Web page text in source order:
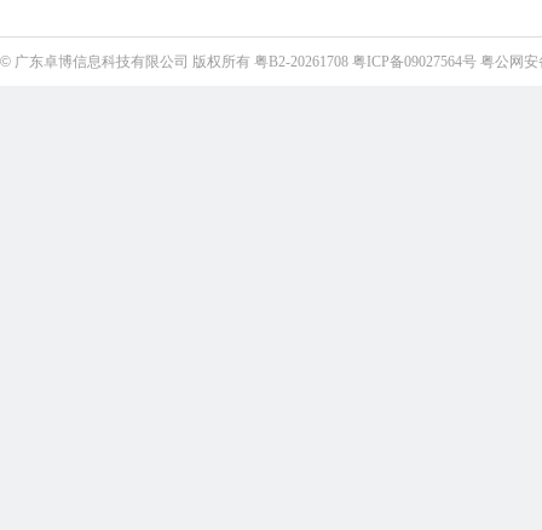
© 广东卓博信息科技有限公司 版权所有 粤B2-20261708 粤ICP备09027564号 粤公网安